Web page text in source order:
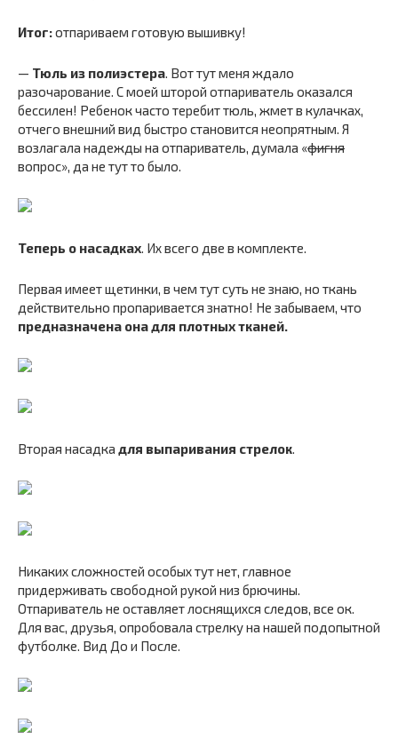
Итог:отпариваем готовую вышивку!
— Тюль из полиэстера. Вот тут меня ждало
разочарование. С моей шторой отпариватель оказался
бессилен! Ребенок часто теребит тюль, жмет в кулачках,
отчего внешний вид быстро становится неопрятным. Я
возлагала надежды на отпариватель, думала «фигня
вопрос», да не тут то было.
Теперь о насадках. Их всего две в комплекте.
Первая имеет щетинки, в чем тут суть не знаю, но ткань
действительно пропаривается знатно! Не забываем, что
предназначена она для плотных тканей.
Вторая насадка для выпаривания стрелок.
Никаких сложностей особых тут нет, главное
придерживать свободной рукой низ брючины.
Отпариватель не оставляет лоснящихся следов, все ок.
Для вас, друзья, опробовала стрелку на нашей подопытной
футболке. Вид До и После.